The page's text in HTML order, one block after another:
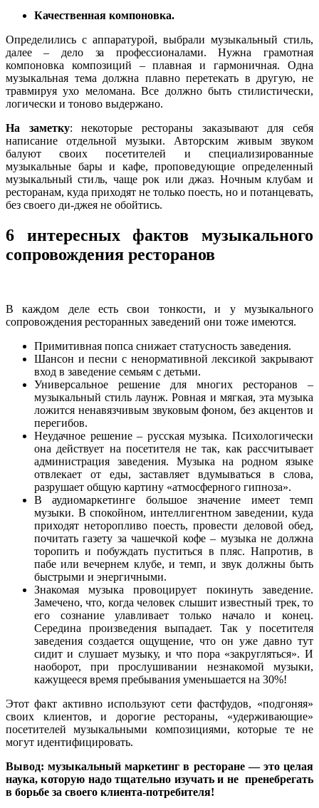
Качественная компоновка.
Определились с аппаратурой, выбрали музыкальный стиль,
далее – дело за профессионалами. Нужна грамотная
компоновка композиций – плавная и гармоничная. Одна
музыкальная тема должна плавно перетекать в другую, не
травмируя ухо меломана. Все должно быть стилистически,
логически и тоново выдержано.
На заметку: некоторые рестораны заказывают для себя
написание отдельной музыки. Авторским живым звуком
балуют своих посетителей и специализированные
музыкальные бары и кафе, проповедующие определенный
музыкальный стиль, чаще рок или джаз. Ночным клубам и
ресторанам, куда приходят не только поесть, но и потанцевать,
без своего ди-джея не обойтись.
6 интересных фактов музыкального
сопровождения ресторанов
В каждом деле есть свои тонкости, и у музыкального
сопровождения ресторанных заведений они тоже имеются.
Примитивная попса снижает статусность заведения.
Шансон и песни с ненормативной лексикой закрывают
вход в заведение семьям с детьми.
Универсальное решение для многих ресторанов –
музыкальный стиль лаунж. Ровная и мягкая, эта музыка
ложится ненавязчивым звуковым фоном, без акцентов и
перегибов.
Неудачное решение – русская музыка. Психологически
она действует на посетителя не так, как рассчитывает
администрация заведения. Музыка на родном языке
отвлекает от еды, заставляет вдумываться в слова,
разрушает общую картину «атмосферного гипноза».
В аудиомаркетинге большое значение имеет темп
музыки. В спокойном, интеллигентном заведении, куда
приходят неторопливо поесть, провести деловой обед,
почитать газету за чашечкой кофе – музыка не должна
торопить и побуждать пуститься в пляс. Напротив, в
пабе или вечернем клубе, и темп, и звук должны быть
быстрыми и энергичными.
Знакомая музыка провоцирует покинуть заведение.
Замечено, что, когда человек слышит известный трек, то
его сознание улавливает только начало и конец.
Середина произведения выпадает. Так у посетителя
заведения создается ощущение, что он уже давно тут
сидит и слушает музыку, и что пора «закругляться». И
наоборот, при прослушивании незнакомой музыки,
кажущееся время пребывания уменьшается на 30%!
Этот факт активно используют сети фастфудов, «подгоняя»
своих клиентов, и дорогие рестораны, «удерживающие»
посетителей музыкальными композициями, которые те не
могут идентифицировать.
Вывод: музыкальный маркетинг в ресторане — это целая
наука, которую надо тщательно изучать и не пренебрегать
в борьбе за своего клиента-потребителя!